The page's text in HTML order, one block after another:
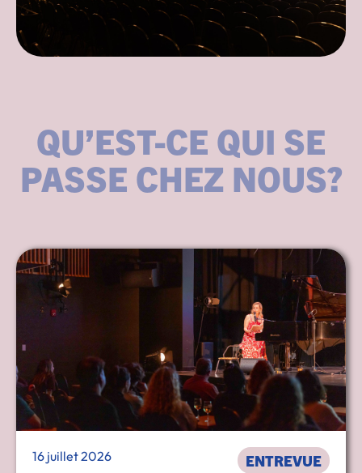
QU’EST-CE QUI SE
PASSE CHEZ NOUS?
16 juillet 2026 ENTREVUE